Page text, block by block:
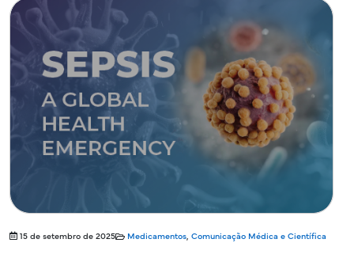
15 de setembro de 2025 Medicamentos, Comunicação Médica e Científica